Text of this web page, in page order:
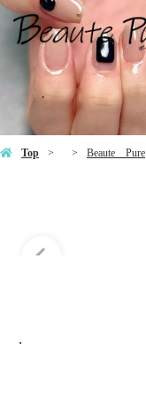
.
Top Beaute Pure
.